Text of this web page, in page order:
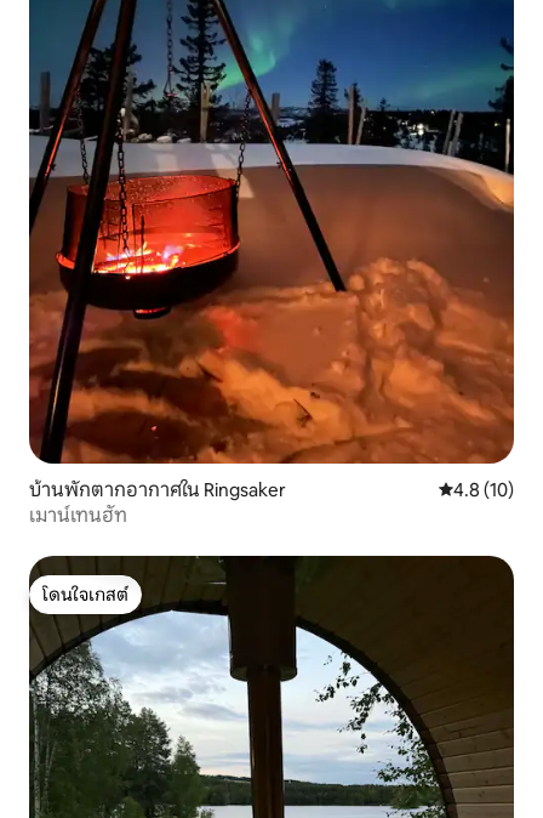
บ้านพักตากอากาศใน Ringsaker คะแนนเฉลี่ย
4.8 (10)
เมาน์เทนฮัท
โดนใจเกสต์
โดนใจเกสต์